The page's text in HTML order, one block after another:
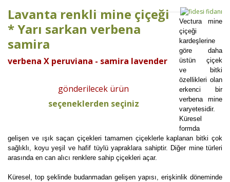
Lavanta renkli mine çiçeği
* Yarı sarkan verbena
samira
verbena X peruviana - samira lavender
gönderilecek ürün
seçeneklerden seçiniz
Vectura mine
çiçeği
kardeşlerine
göre daha
üstün çiçek
ve bitki
özellikleri olan
erkenci bir
verbena mine
varyetesidir.
Küresel
formda
gelişen ve ışık saçan çiçekleri tamamen çiçeklerle kaplanan bitki çok
sağlıklı, koyu yeşil ve hafif tüylü yapraklara sahiptir. Diğer mine türleri
arasında en can alıcı renklere sahip çiçekleri açar.
Küresel, top şeklinde budanmadan gelişen yapısı, erişkinlik döneminde